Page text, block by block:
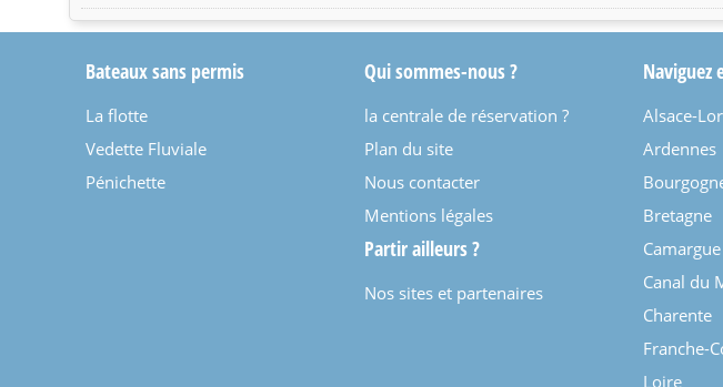
Bateaux sans permis
La flotte
Vedette Fluviale
Pénichette
Qui sommes-nous ?
la centrale de réservation ?
Plan du site
Nous contacter
Mentions légales
Partir ailleurs ?
Nos sites et partenaires
Alsace-
Ardennes
Bretagne
Camargue
Canal du
Charente
Franche-
Loire